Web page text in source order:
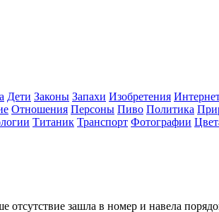
Дети Законы Запахи Изобретения
Отношения Персоны Пиво Политика
Титаник Транспорт Фотографии
зашла в номер и навела